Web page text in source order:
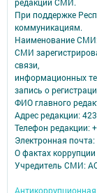
редакций СМИ.
При поддержке
коммуникациям.
Наименование
СМИ
связи,
информационных
запись о
ФИО главного
Адрес редакции:
Телефон редакции:
Электронная
О фактах
Учредитель СМИ: